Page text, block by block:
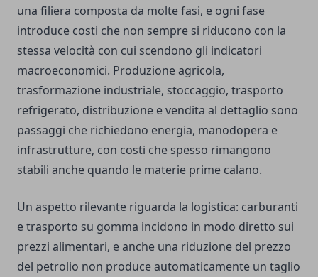
una filiera composta da molte fasi, e ogni fase
introduce costi che non sempre si riducono con la
stessa velocità con cui scendono gli indicatori
macroeconomici. Produzione agricola,
trasformazione industriale, stoccaggio, trasporto
refrigerato, distribuzione e vendita al dettaglio sono
passaggi che richiedono energia, manodopera e
infrastrutture, con costi che spesso rimangono
stabili anche quando le materie prime calano.
Un aspetto rilevante riguarda la logistica: carburanti
e trasporto su gomma incidono in modo diretto sui
prezzi alimentari, e anche una riduzione del prezzo
del petrolio non produce automaticamente un taglio